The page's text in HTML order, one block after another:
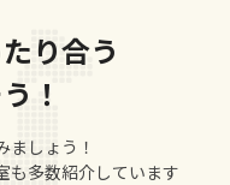
り合う
！
ましょう！
も多数紹介しています